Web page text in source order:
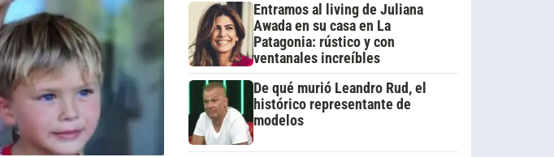
Entramos al living de Juliana
Awada en su casa en La
Patagonia: rústico y con
ventanales increíbles
De qué murió Leandro Rud, el
histórico representante de
modelos